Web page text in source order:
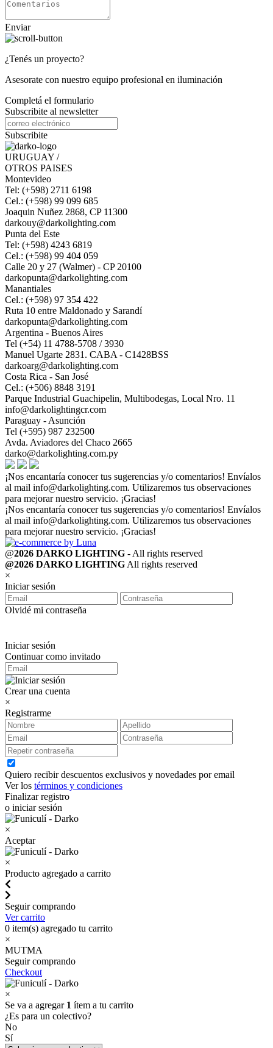
Enviar
¿Tenés un proyecto?
Asesorate con nuestro equipo profesional en iluminación
Completá el formulario
Subscribite al newsletter
Subscribite
URUGUAY /
OTROS PAISES
Montevideo
Tel: (+598) 2711 6198
Cel.: (+598) 99 099 685
Joaquin Nuñez 2868, CP 11300
darkouy@darkolighting.com
Punta del Este
Tel: (+598) 4243 6819
Cel.: (+598) 99 404 059
Calle 20 y 27 (Walmer) - CP 20100
darkopunta@darkolighting.com
Manantiales
Cel.: (+598) 97 354 422
Ruta 10 entre Maldonado y Sarandí
darkopunta@darkolighting.com
Argentina - Buenos Aires
Tel (+54) 11 4788-5708 / 3930
Manuel Ugarte 2831. CABA - C1428BSS
darkoarg@darkolighting.com
Costa Rica - San José
Cel.: (+506) 8848 3191
Parque Industrial Guachipelin, Multibodegas, Local Nro. 11
info@darkolightingcr.com
Paraguay - Asunción
Tel (+595) 987 232500
Avda. Aviadores del Chaco 2665
darko@darkolighting.com.py
¡Nos encantaría conocer tus sugerencias y/o comentarios! Envíalos
al mail info@darkolighting.com. Utilizaremos tus observaciones
para mejorar nuestro servicio. ¡Gracias!
¡Nos encantaría conocer tus sugerencias y/o comentarios! Envíalos
al mail info@darkolighting.com. Utilizaremos tus observaciones
para mejorar nuestro servicio. ¡Gracias!
@2026 DARKO LIGHTING - All rights reserved
@2026 DARKO LIGHTINGAll rights reserved
×
Iniciar sesión
Olvidé mi contraseña
Iniciar sesión
Continuar como invitado
Crear una cuenta
×
Registrarme
Quiero recibir descuentos exclusivos y novedades por email
Ver los términos y condiciones
Finalizar registro
o iniciar sesión
×
Aceptar
×
Producto agregado a carrito
Seguir comprando
Ver carrito
0 item(s) agregado tu carrito
×
MUTMA
Seguir comprando
Checkout
×
Se va a agregar 1 ítem a tu carrito
¿Es para un colectivo?
No
Sí